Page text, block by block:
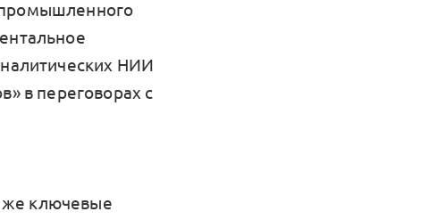
НИИ
в переговорах с
же ключевые